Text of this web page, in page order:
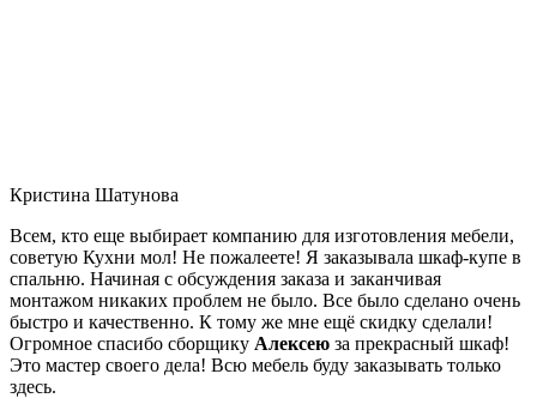
Кристина Шатунова
Всем, кто еще выбирает компанию для изготовления мебели,
советую Кухни мол! Не пожалеете! Я заказывала шкаф-купе в
спальню. Начиная с обсуждения заказа и заканчивая
монтажом никаких проблем не было. Все было сделано очень
быстро и качественно. К тому же мне ещё скидку сделали!
Огромное спасибо сборщику Алексею за прекрасный шкаф!
Это мастер своего дела! Всю мебель буду заказывать только
здесь.